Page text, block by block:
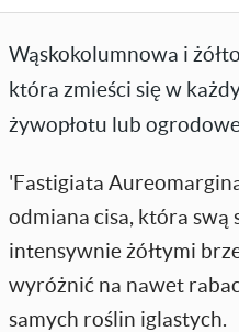
Wąskokolumnowa i
która zmieści się w
żywopłotu lub
'Fastigiata
odmiana cisa, która swą
intensywnie żółtymi
wyróżnić na nawet
samych roślin iglastych.